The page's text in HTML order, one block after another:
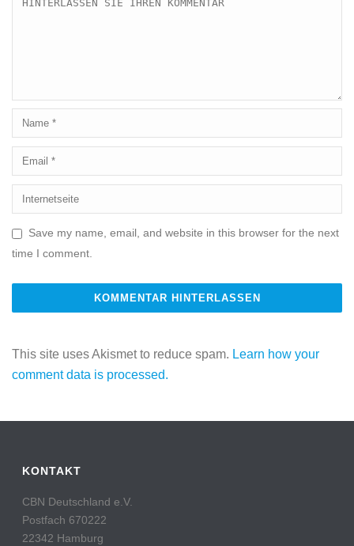
Save my name, email, and website in this browser for the next
time I comment.
This site uses Akismet to reduce spam. Learn how your
comment data is processed.
KONTAKT
CBN Deutschland e.V.
Postfach 670222
22342 Hamburg